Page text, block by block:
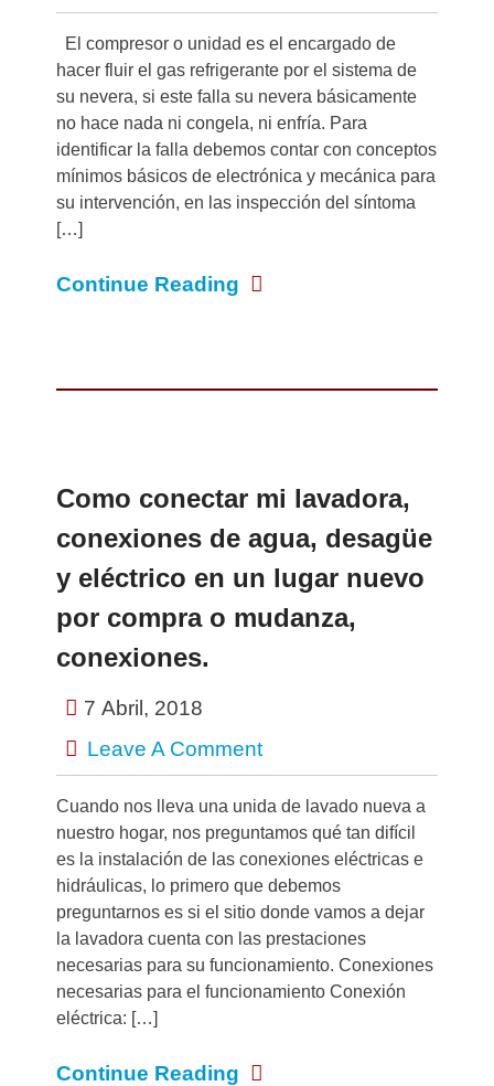
El compresor o unidad es el encargado de
hacer fluir el gas refrigerante por el sistema de
su nevera, si este falla su nevera básicamente
no hace nada ni congela, ni enfría. Para
identificar la falla debemos contar con conceptos
mínimos básicos de electrónica y mecánica para
su intervención, en las inspección del síntoma
[…]
Continue Reading
Como conectar mi lavadora,
conexiones de agua, desagüe
y eléctrico en un lugar nuevo
por compra o mudanza,
conexiones.
7 Abril, 2018
Leave A Comment
Cuando nos lleva una unida de lavado nueva a
nuestro hogar, nos preguntamos qué tan difícil
es la instalación de las conexiones eléctricas e
hidráulicas, lo primero que debemos
preguntarnos es si el sitio donde vamos a dejar
la lavadora cuenta con las prestaciones
necesarias para su funcionamiento. Conexiones
necesarias para el funcionamiento Conexión
eléctrica: […]
Continue Reading